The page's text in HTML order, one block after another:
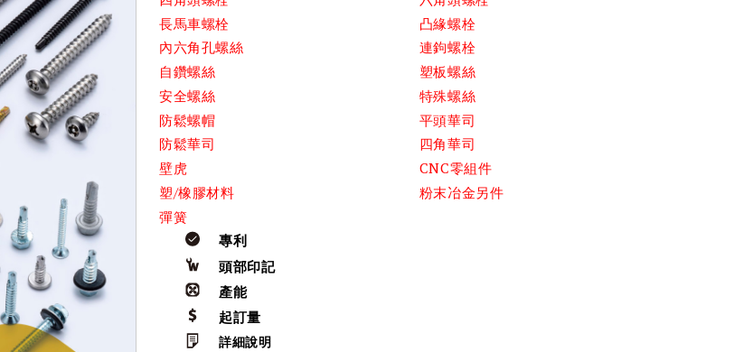
長馬車螺栓
凸緣螺栓
內六角孔螺絲
連鉤螺栓
自鑽螺絲
塑板螺絲
安全螺絲
特殊螺絲
防鬆螺帽
平頭華司
防鬆華司
四角華司
壁虎
CNC零組件
塑/橡膠材料
粉末冶金另件
彈簧
專利
頭部印記
產能
起訂量
詳細說明